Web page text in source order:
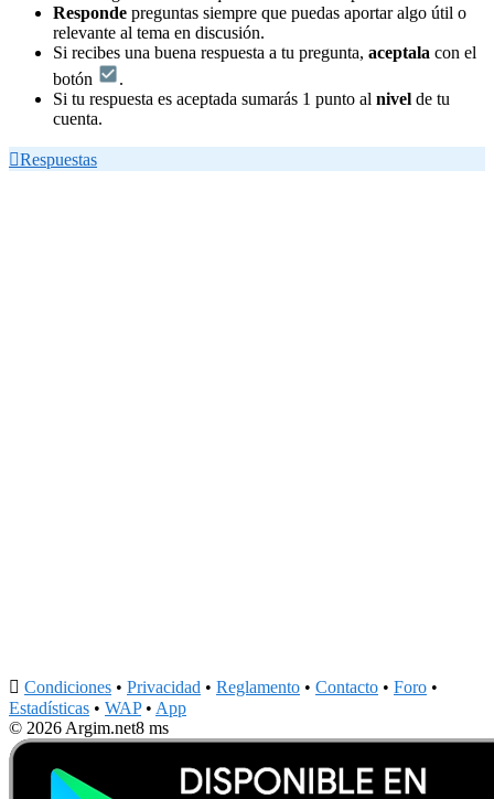
Responde preguntas siempre que puedas aportar algo útil o
relevante al tema en discusión.
Si recibes una buena respuesta a tu pregunta, aceptala con el
botón
.
Si tu respuesta es aceptada sumarás 1 punto al nivel de tu
cuenta.
Respuestas
 Condiciones • Privacidad • Reglamento • Contacto • Foro •
Estadísticas • WAP• App
© 2026 Argim.net8 ms